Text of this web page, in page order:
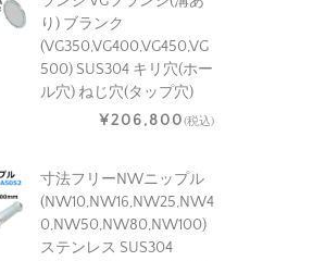
り) ブランク
(VG350,VG400,VG450,VG
500) SUS304 キリ穴(ホー
ル穴) ねじ穴(タップ穴)
¥206,800(税込)
寸法フリーNWニップル
(NW10,NW16,NW25,NW4
0,NW50,NW80,NW100)
ステンレス SUS304